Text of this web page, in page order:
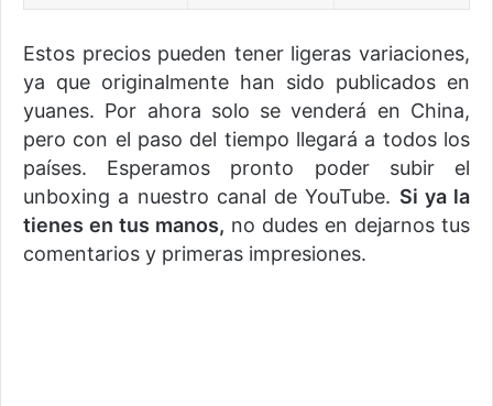
Estos precios pueden tener ligeras variaciones,
ya que originalmente han sido publicados en
yuanes. Por ahora solo se venderá en China,
pero con el paso del tiempo llegará a todos los
países. Esperamos pronto poder subir el
unboxing a nuestro canal de YouTube. Si ya la
tienes en tus manos, no dudes en dejarnos tus
comentarios y primeras impresiones.